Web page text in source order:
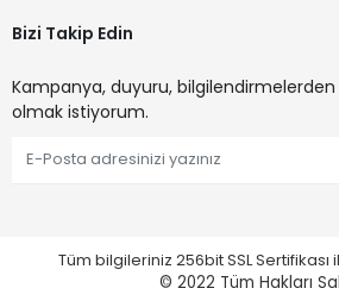
Bizi Takip Edin
Kampanya, duyuru,
olmak istiyorum.
Tüm bilgileriniz 256bit SSL
© 2022 Tüm Hakları